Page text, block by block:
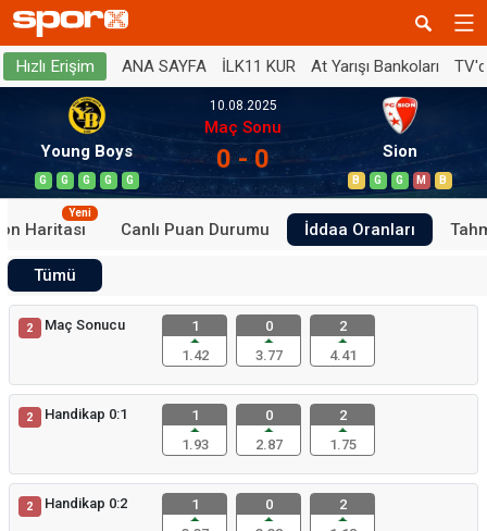
Hızlı Erişim ANA SAYFA İLK11 KUR At Yarışı Bankoları
Young Boys
G G G G G
10.08.2025
Maç Sonu
0 - 0 Sion
B G G M B
Haritası
Yeni
Canlı Puan Durumu İddaa Oranları
Tümü
2 Maç Sonucu
1
1.42
0
3.77
2
4.41
2 Handikap 0:1
1
1.93
0
2.87
2
1.75
2 Handikap 0:2
1
0
2